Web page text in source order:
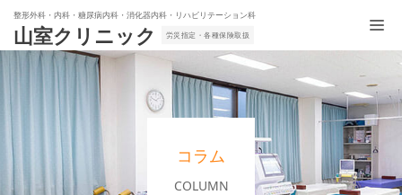
整形外科・内科・糖尿病内科・消化器内科・リハビリテーション科
山室クリニック 労災指定・各種保険取扱
コラム
COLUMN